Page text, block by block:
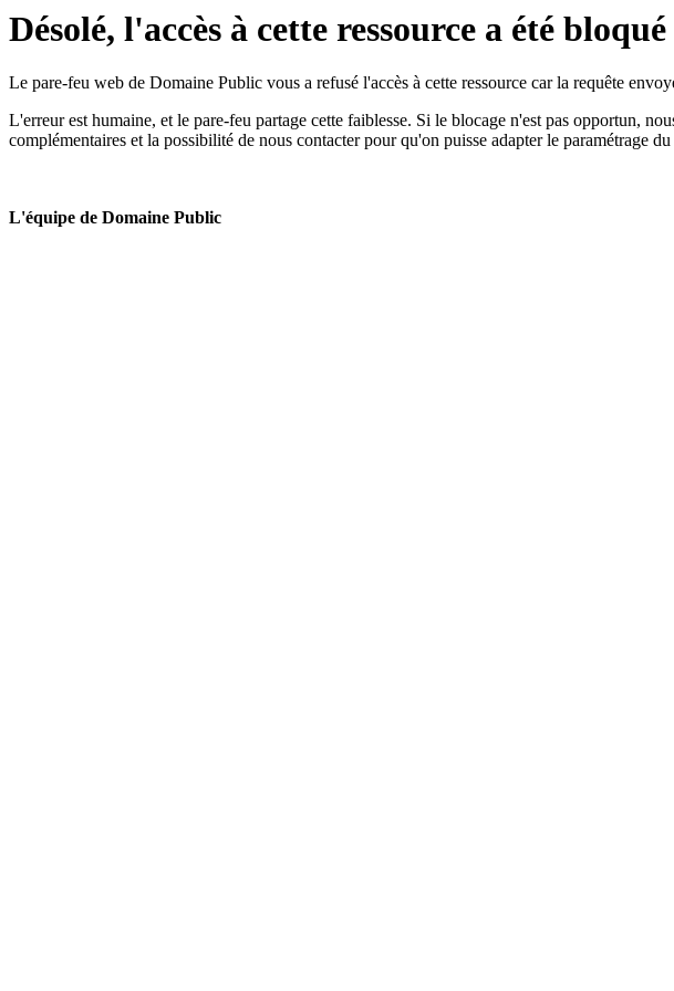
Désolé, l'accès à cette ressource a été bloqué
Le pare-feu web de Domaine Public vous a refusé l'accès à cette ressource car la requête
L'erreur est humaine, et le pare-feu partage cette faiblesse. Si le blocage n'est pas opportun,
complémentaires et la possibilité de nous contacter pour qu'on puisse adapter le paramétrage
L'équipe de Domaine Public